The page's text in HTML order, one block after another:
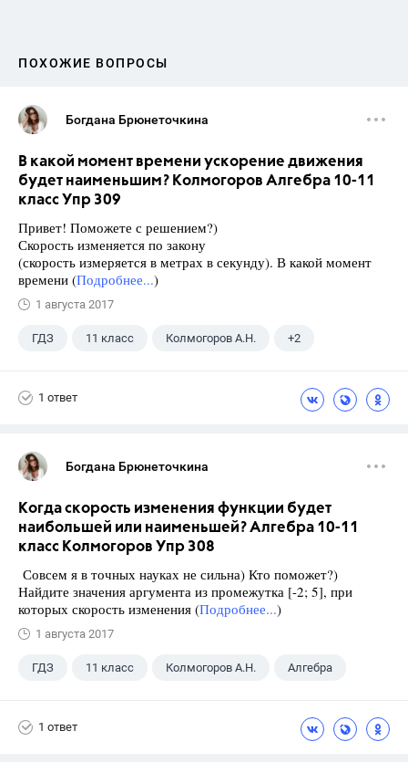
ПОХОЖИЕ ВОПРОСЫ
Богдана Брюнеточкина
В какой момент времени ускорение движения
будет наименьшим? Колмогоров Алгебра 10-11
класс Упр 309
Привет! Поможете с решением?)
Скорость изменяется по закону
(скорость измеряется в метрах в секунду). В какой момент
времени (Подробнее...)
1 августа 2017
ГДЗ 11 класс Колмогоров А.Н. +2
1 ответ
Богдана Брюнеточкина
Когда скорость изменения функции будет
наибольшей или наименьшей? Алгебра 10-11
класс Колмогоров Упр 308
Совсем я в точных науках не сильна) Кто поможет?)
Найдите значения аргумента из промежутка [-2; 5], при
которых скорость изменения (Подробнее...)
1 августа 2017
ГДЗ 11 класс Колмогоров А.Н. Алгебра
1 ответ